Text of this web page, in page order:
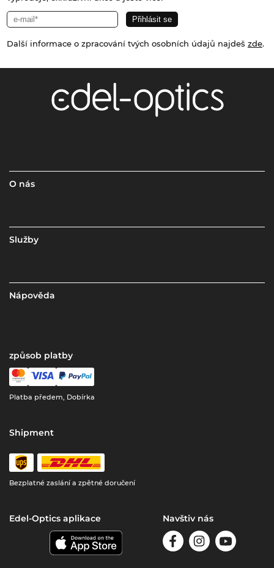
Další informace o zpracování tvých osobních údajů najdeš zde.
O nás
Služby
Nápověda
způsob platby
Platba předem, Dobírka
Shipment
Bezplatné zaslání a zpětné doručení
Edel-Optics aplikace Navštiv nás